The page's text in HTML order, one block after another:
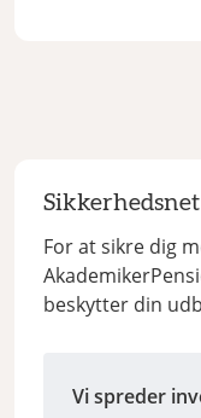
For at sikre dig
beskytter din
Vi spreder